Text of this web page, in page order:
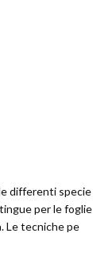
differenti specie
per le foglie
Le tecniche pe